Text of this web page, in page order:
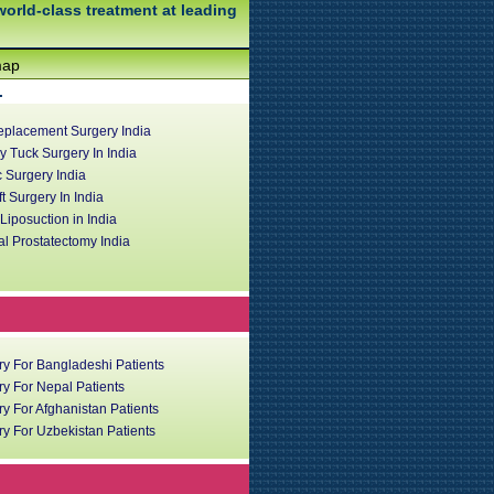
class treatment at leading
Surgery India
Tuck Surgery In India
Surgery India
Surgery In India
in India
Prostatectomy India
For Bangladeshi Patients
For Nepal Patients
For Afghanistan Patients
For Uzbekistan Patients